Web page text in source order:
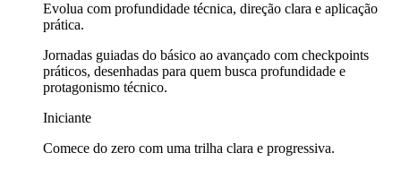
Evolua com profundidade técnica, direção clara e aplicação
prática.
Jornadas guiadas do básico ao avançado com checkpoints
práticos, desenhadas para quem busca profundidade e
protagonismo técnico.
Iniciante
Comece do zero com uma trilha clara e progressiva.